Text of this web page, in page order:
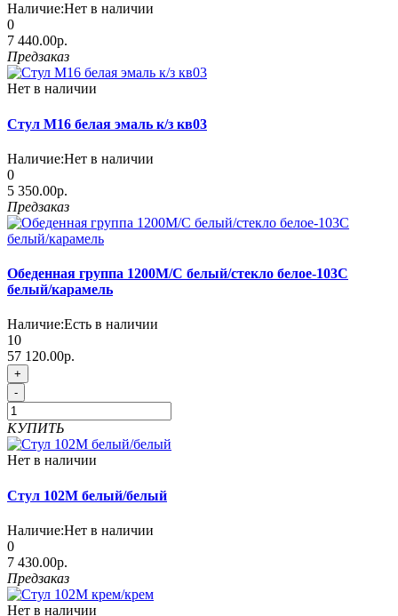
Наличие:Нет в наличии
0
7 440.00р.
Предзаказ
Нет в наличии
Стул М16 белая эмаль к/з кв03
Наличие:Нет в наличии
0
5 350.00р.
Предзаказ
Обеденная группа 1200М/С белый/стекло белое-103С
белый/карамель
Наличие:Есть в наличии
10
57 120.00р.
+
-
КУПИТЬ
Нет в наличии
Стул 102М белый/белый
Наличие:Нет в наличии
0
7 430.00р.
Предзаказ
Нет в наличии